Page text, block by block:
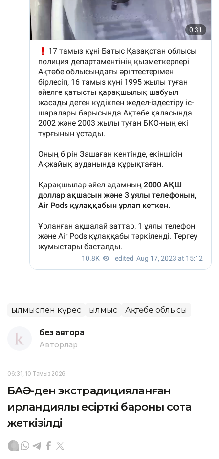
Қылмыспен күрес Қылмыс Ақтөбе облысы
без автора
Авторлар
06:31, 10 Тамыз 2026
БАӘ-ден экстрадицияланған
ирландиялық есірткі бароны сотқа
жеткізілді